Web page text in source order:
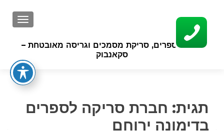
סריקת ספרים, סריקת מסמכים וגריסה מאובטחת –
סקאנבוק
תגית: חברת סריקה לספרים
בדימונה ירוחם